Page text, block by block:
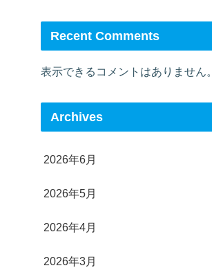
Recent Comments
表示できるコメントはありません。
Archives
2026年6月
2026年5月
2026年4月
2026年3月